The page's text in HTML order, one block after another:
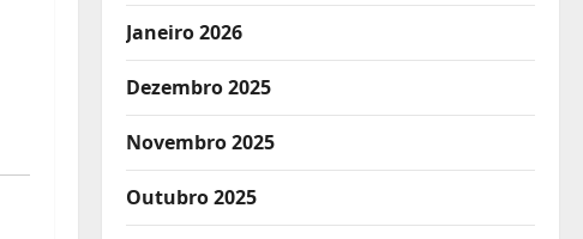
Janeiro 2026
Dezembro 2025
Novembro 2025
Outubro 2025